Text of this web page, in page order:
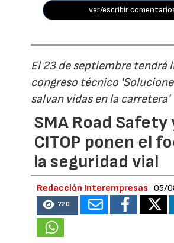
ver/escribir
El 23 de septiembre tendrá
congreso técnico
salvan vidas en la carretera'
SMA Road Safety
CITOP ponen el
la seguridad vial
Redacción Interempresas 05/
720